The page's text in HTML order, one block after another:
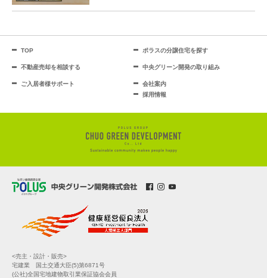
TOP ポラスの分譲住宅を探す
不動産売却を相談する 中央グリーン開発の取り組み
ご入居者様サポート
会社案内
採用情報
<売主・設計・販売>
宅建業 国土交通大臣(5)第6871号
(公社)全国宅地建物取引業保証協会会員